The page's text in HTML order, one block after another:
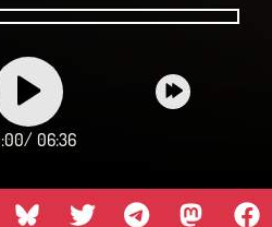
/ 06:36